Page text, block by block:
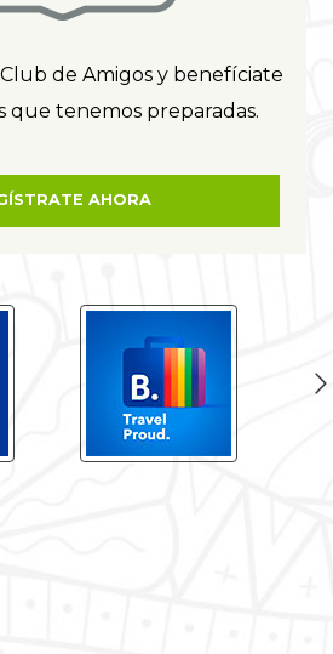
de Amigos y benefíciate
que tenemos preparadas.
AHORA